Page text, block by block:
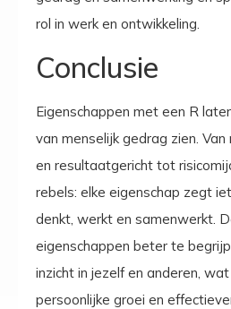
rol in werk en ontwikkeling.
Conclusie
Eigenschappen met een R
van menselijk gedrag zien.
en resultaatgericht tot
rebels: elke eigenschap zegt
denkt, werkt en samenwerkt.
eigenschappen beter te
inzicht in jezelf en anderen,
persoonlijke groei en